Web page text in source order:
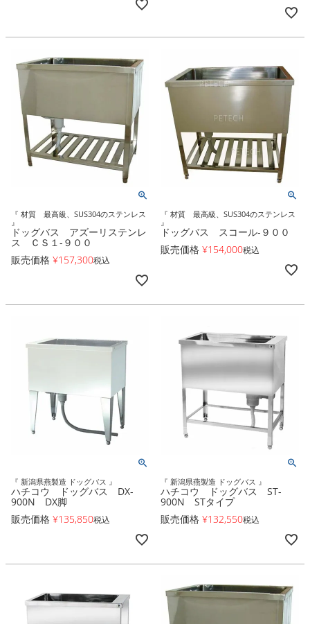
『 材質 最高級、SUS304のステンレス
』
ドッグバス アズーリステンレ
ス ＣＳ１-９００
販売価格 ¥157,300税込
『 材質 最高級、SUS304のステンレス
』
ドッグバス スコール-９００
販売価格 ¥154,000税込
『 新潟県燕製造 ドッグバス 』
ハチコウ ドッグバス DX-
900N DX脚
販売価格 ¥135,850税込
『 新潟県燕製造 ドッグバス 』
ハチコウ ドッグバス ST-
900N STタイプ
販売価格 ¥132,550税込